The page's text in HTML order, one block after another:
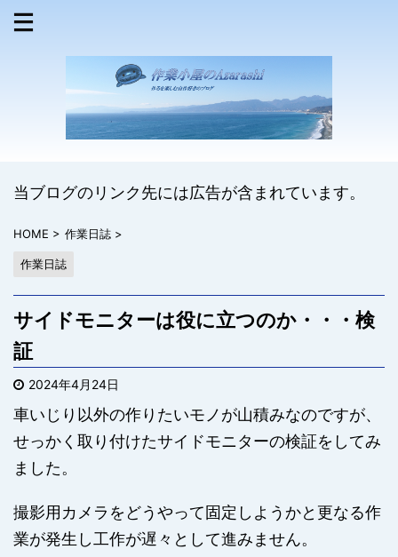
当ブログのリンク先には広告が含まれています。
HOME > 作業日誌 >
作業日誌
サイドモニターは役に立つのか・・・検
証
2024年4月24日
車いじり以外の作りたいモノが山積みなのですが、
せっかく取り付けたサイドモニターの検証をしてみ
ました。
撮影用カメラをどうやって固定しようかと更なる作
業が発生し工作が遅々として進みません。